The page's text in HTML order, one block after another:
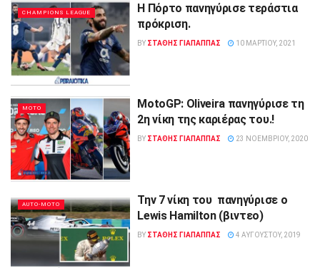
CHAMPIONS LEAGUE
Η Πόρτο πανηγύρισε τεράστια
πρόκριση.
BY ΣΤΑΘΗΣ ΓΊΑΠΑΠΠΑΣ 10 ΜΑΡΤΊΟΥ, 2021
MOTO
MotoGP: Oliveira πανηγύρισε τη
2η νίκη της καριέρας του.!
BY ΣΤΑΘΗΣ ΓΊΑΠΑΠΠΑΣ 23 ΝΟΕΜΒΡΊΟΥ, 2020
AUTO-MOTO
Την 7 νίκη του πανηγύρισε ο
Lewis Hamilton (βιντεο)
BY ΣΤΑΘΗΣ ΓΊΑΠΑΠΠΑΣ 4 ΑΥΓΟΎΣΤΟΥ, 2019